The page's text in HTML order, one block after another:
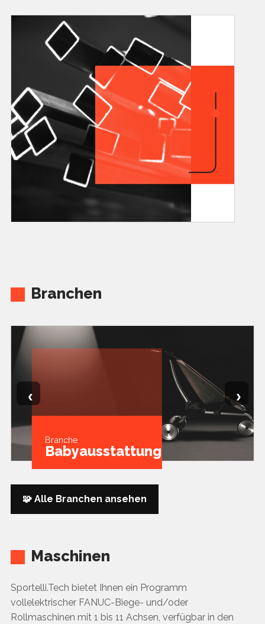
Branchen
Branche
Babyausstattung
‹ ›
🧩 Alle Branchen ansehen
Maschinen
Sportelli.Tech bietet Ihnen ein Programm
vollelektrischer FANUC-Biege- und/oder
Rollmaschinen mit 1 bis 11 Achsen, verfügbar in den